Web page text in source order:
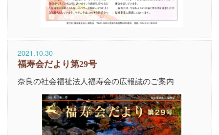
2021.10.30
福寿会だより第29号
奈良の社会福祉法人福寿会の広報誌のご案内